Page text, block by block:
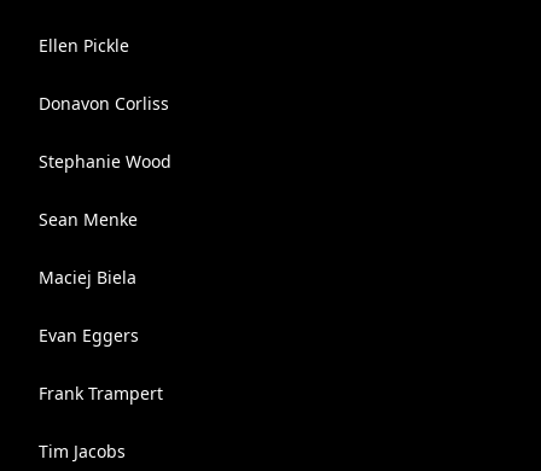
Ellen Pickle
Donavon Corliss
Stephanie Wood
Sean Menke
Maciej Biela
Evan Eggers
Frank Trampert
Tim Jacobs